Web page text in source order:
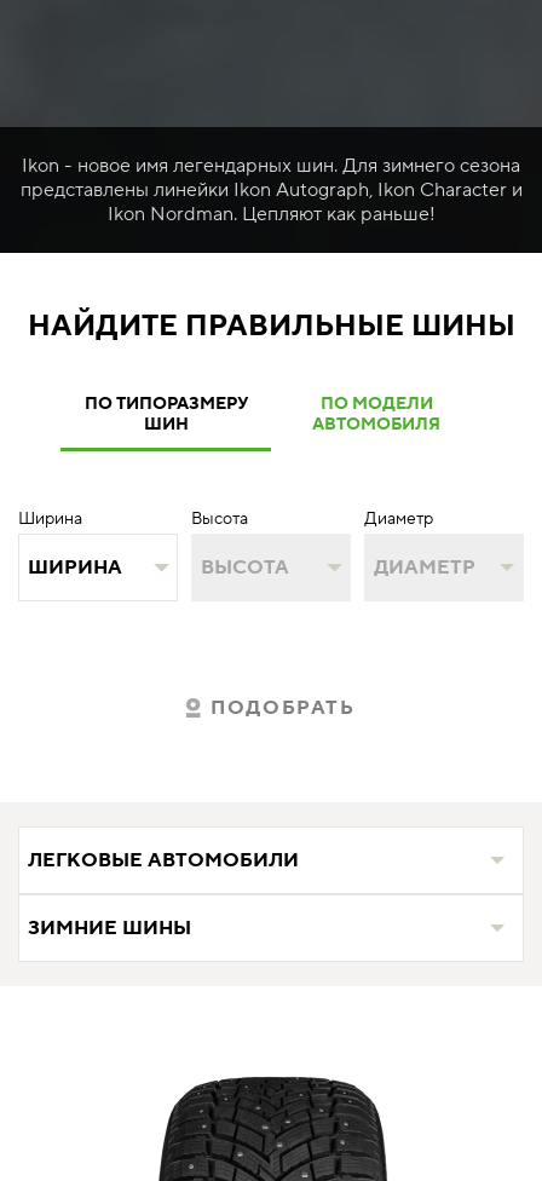
Ikon - новое имя легендарных шин. Для зимнего сезона
представлены линейки Ikon Autograph, Ikon Character и
Ikon Nordman. Цепляют как раньше!
НАЙДИТЕ ПРАВИЛЬНЫЕ ШИНЫ
ПО ТИПОРАЗМЕРУ
ШИН
ПО МОДЕЛИ
АВТОМОБИЛЯ
Ширина
ШИРИНА
Высота
ВЫСОТА
Диаметр
ДИАМЕТР
ПОДОБРАТЬ
ЛЕГКОВЫЕ АВТОМОБИЛИ
ЗИМНИЕ ШИНЫ